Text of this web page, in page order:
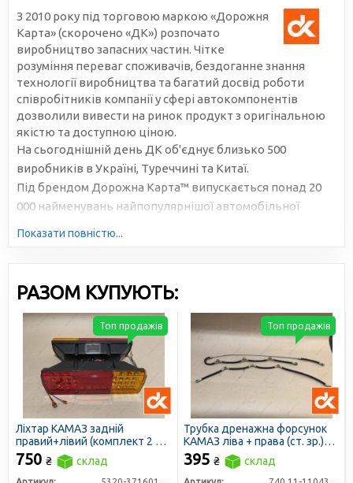
З 2010 року під торговою маркою «Дорожня
Карта» (скорочено «ДК») розпочато
виробництво запасних частин. Чітке
розуміння переваг споживачів, бездоганне знання
технології виробництва та багатий досвід роботи
співробітників компанії у сфері автокомпонентів
дозволили вивести на ринок продукт з оригінальною
якістю та доступною ціною.
На сьогоднішній день ДК об'єднує близько 500
виробників в Україні, Туреччині та Китаї.
Під брендом Дорожна Карта™ випускається понад 20
000 найменувань найпопулярнішої автомобільної
Показати повністю...
РАЗОМ КУПУЮТЬ:
Ліхтар КАМАЗ задній
правий+лівий (комплект 2 шт
нов. зр.) LED 24В (ДК)
750 ₴ склад
Топ продажів
Трубка дренажна форсунок
КАМАЗ ліва + права (ст. зр.)
(ДК)
395 ₴ склад
Топ продажів